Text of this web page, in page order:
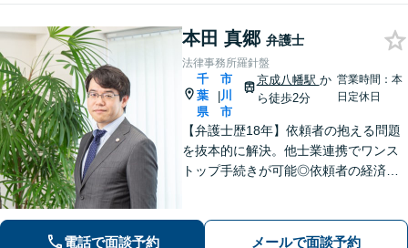
本田 真郷 弁護士
法律事務所羅針盤
千
葉
県
|
市
川
市
京成八幡駅 か
ら徒歩2分
営業時間：本
日定休日
【弁護士歴18年】依頼者の抱える問題
を抜本的に解決。他士業連携でワンス
トップ手続きが可能◎依頼者の経済
持。相続トラブルのみならず税金・登
電話で面談予約 メールで面談予約